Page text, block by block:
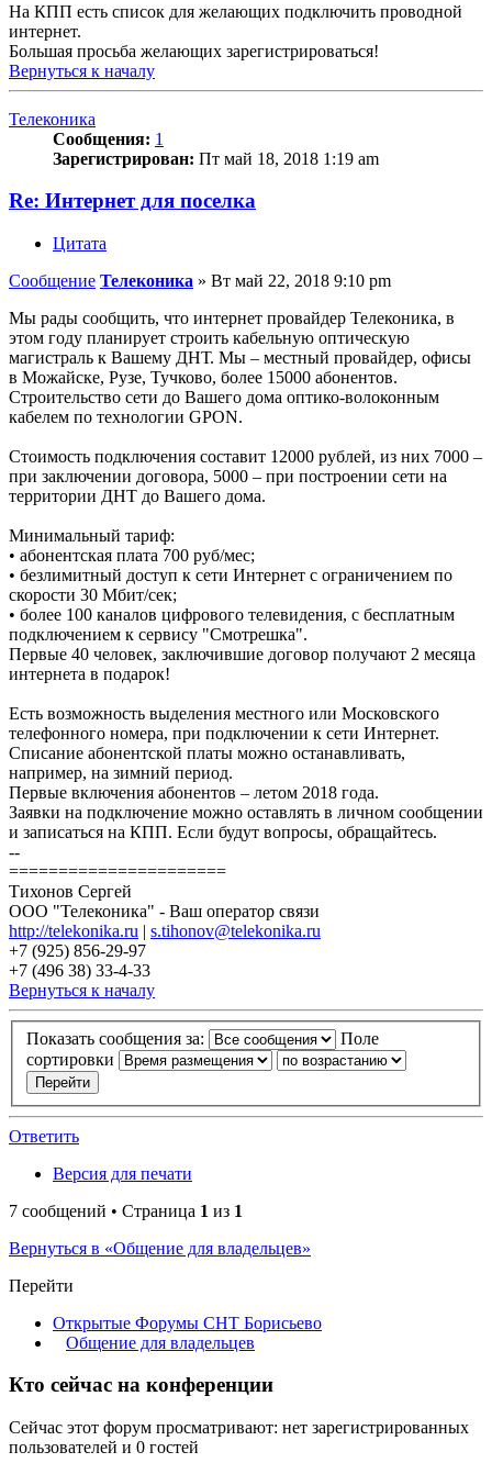
На КПП есть список для желающих подключить проводной
интернет.
Большая просьба желающих зарегистрироваться!
Вернуться к началу
Телеконика
Сообщения: 1
Зарегистрирован: Пт май 18, 2018 1:19 am
Re: Интернет для поселка
Цитата
Сообщение Телеконика » Вт май 22, 2018 9:10 pm
Мы рады сообщить, что интернет провайдер Телеконика, в
этом году планирует строить кабельную оптическую
магистраль к Вашему ДНТ. Мы – местный провайдер, офисы
в Можайске, Рузе, Тучково, более 15000 абонентов.
Строительство сети до Вашего дома оптико-волоконным
кабелем по технологии GPON.
Стоимость подключения составит 12000 рублей, из них 7000 –
при заключении договора, 5000 – при построении сети на
территории ДНТ до Вашего дома.
Минимальный тариф:
• абонентская плата 700 руб/мес;
• безлимитный доступ к сети Интернет с ограничением по
скорости 30 Мбит/сек;
• более 100 каналов цифрового телевидения, с бесплатным
подключением к сервису "Смотрешка".
Первые 40 человек, заключившие договор получают 2 месяца
интернета в подарок!
Есть возможность выделения местного или Московского
телефонного номера, при подключении к сети Интернет.
Списание абонентской платы можно останавливать,
например, на зимний период.
Первые включения абонентов – летом 2018 года.
Заявки на подключение можно оставлять в личном сообщении
и записаться на КПП. Если будут вопросы, обращайтесь.
--
======================
Тихонов Сергей
ООО "Телеконика" - Ваш оператор связи
http://telekonika.ru | s.tihonov@telekonika.ru
+7 (925) 856-29-97
+7 (496 38) 33-4-33
Вернуться к началу
Показать сообщения за:
Поле
сортировки
Ответить
Версия для печати
7 сообщений • Страница 1 из 1
Вернуться в «Общение для владельцев»
Перейти
Открытые Форумы СНТ Борисьево
Общение для владельцев
Кто сейчас на конференции
Сейчас этот форум просматривают: нет зарегистрированных
пользователей и 0 гостей